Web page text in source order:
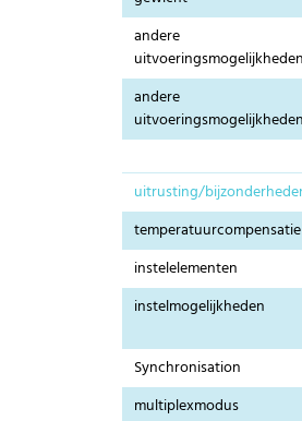
andere
uitvoeringsmogelijkheden
andere
uitvoeringsmogelijkheden
uitrusting/
temperatuurcompensatie
instelelementen
instelmogelijkheden
Synchronisation
multiplexmodus